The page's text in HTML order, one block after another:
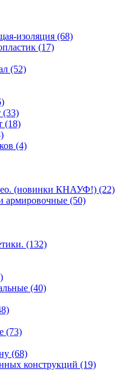
изоляция (68)
(17)
(52)
(33)
(18)
(4)
(новинки КНАУФ!) (22)
армировочные (50)
(132)
(40)
(73)
(68)
конструкций (19)